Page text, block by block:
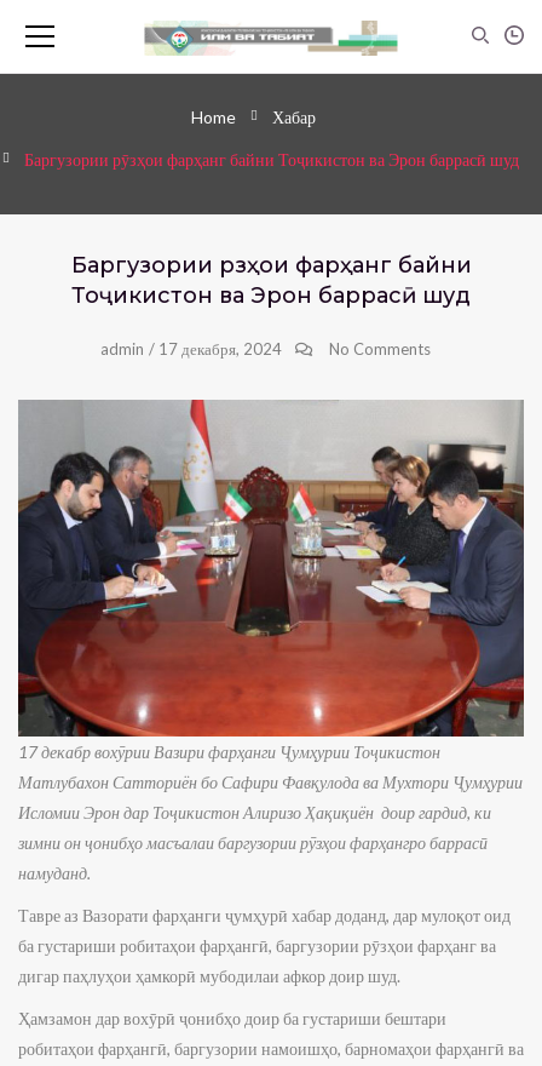
Home Хабар
Баргузории рӯзҳои фарҳанг байни Тоҷикистон ва Эрон баррасӣ шуд
Баргузории рӯзҳои фарҳанг байни
Тоҷикистон ва Эрон баррасӣ шуд
admin / 17 декабря, 2024 No Comments
17 декабр вохӯрии Вазири фарҳанги Ҷумҳурии Тоҷикистон
Матлубахон Сатториён бо Сафири Фавқулода ва Мухтори Ҷумҳурии
Исломии Эрон дар Тоҷикистон Алиризо Ҳақиқиён доир гардид, ки
зимни он ҷонибҳо масъалаи баргузории рӯзҳои фарҳангро баррасӣ
намуданд.
Тавре аз Вазорати фарҳанги ҷумҳурӣ хабар доданд, дар мулоқот оид
ба густариши робитаҳои фарҳангӣ, баргузории рӯзҳои фарҳанг ва
дигар паҳлуҳои ҳамкорӣ мубодилаи афкор доир шуд.
Ҳамзамон дар вохӯрӣ ҷонибҳо доир ба густариши бештари
робитаҳои фарҳангӣ, баргузории намоишҳо, барномаҳои фарҳангӣ ва